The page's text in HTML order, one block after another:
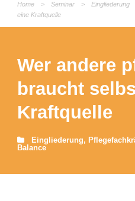
Home > Seminar > Eingliederung
eine Kraftquelle
Wer andere
braucht
Kraftquelle
Eingliederung,
Balance